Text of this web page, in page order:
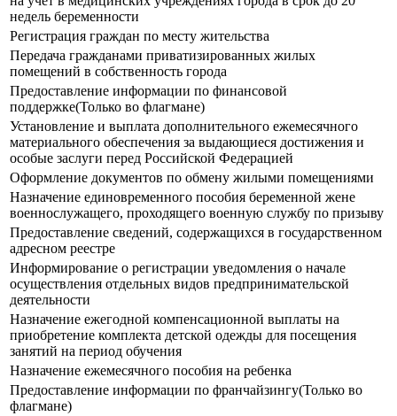
недель беременности
Регистрация граждан по месту жительства
Передача гражданами приватизированных жилых
помещений в собственность города
Предоставление информации по финансовой
поддержке(Только во флагмане)
Установление и выплата дополнительного ежемесячного
материального обеспечения за выдающиеся достижения и
особые заслуги перед Российской Федерацией
Оформление документов по обмену жилыми помещениями
Назначение единовременного пособия беременной жене
военнослужащего, проходящего военную службу по призыву
Предоставление сведений, содержащихся в государственном
адресном реестре
Информирование о регистрации уведомления о начале
осуществления отдельных видов предпринимательской
деятельности
Назначение ежегодной компенсационной выплаты на
приобретение комплекта детской одежды для посещения
занятий на период обучения
Назначение ежемесячного пособия на ребенка
Предоставление информации по франчайзингу(Только во
флагмане)